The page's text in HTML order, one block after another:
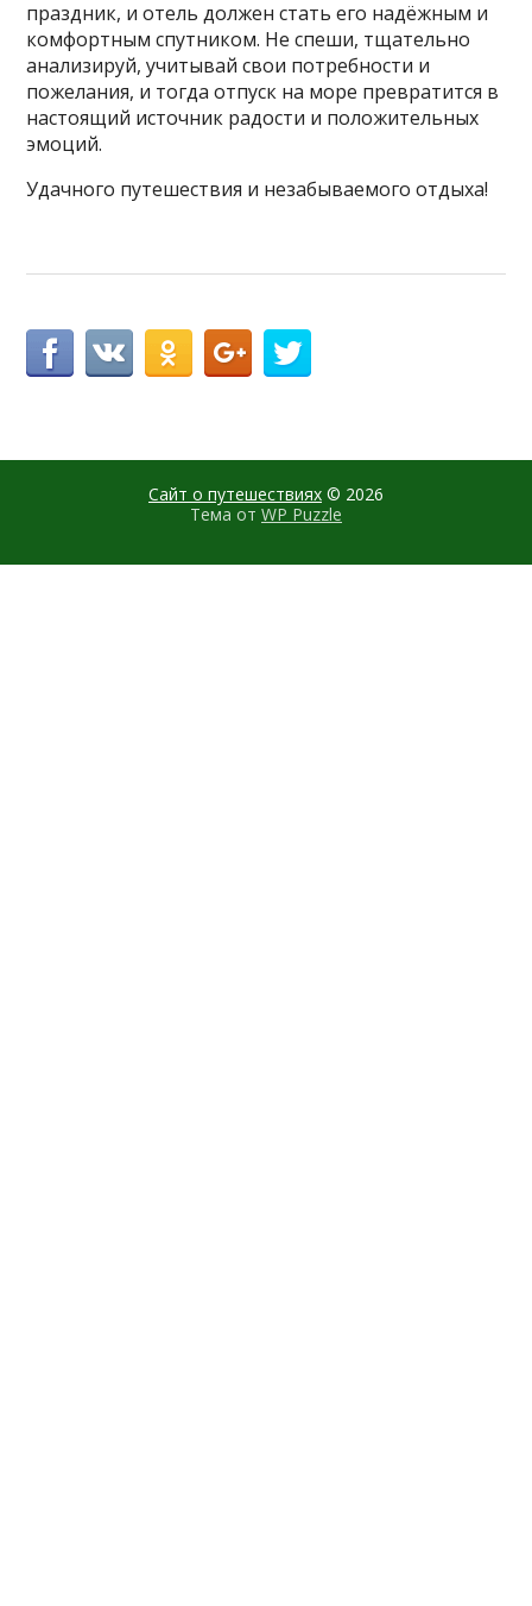
праздник, и отель должен стать его надёжным и
комфортным спутником. Не спеши, тщательно
анализируй, учитывай свои потребности и
пожелания, и тогда отпуск на море превратится в
настоящий источник радости и положительных
эмоций.
Удачного путешествия и незабываемого отдыха!
Сайт о путешествиях © 2026
Тема от WP Puzzle